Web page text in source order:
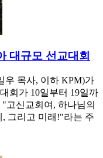
대규모 선교대회
우 목사, 이하 KPM)가
회가 10일부터 19일까
고신교회여, 하나님의
그리고 미래!"라는 주